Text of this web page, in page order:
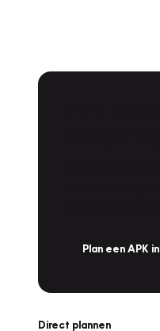
Plan een APK in
Direct plannen